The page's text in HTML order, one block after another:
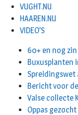
VUGHT.NU
HAAREN.NU
VIDEO’S
60+ en nog
Buxusplanten
Spreidingswet
Bericht voor
Valse collecte
Oppas